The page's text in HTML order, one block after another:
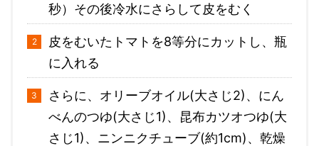
秒）その後冷水にさらして皮をむく
皮をむいたトマトを8等分にカットし、瓶
に入れる
さらに、オリーブオイル(大さじ2)、にん
べんのつゆ(大さじ1)、昆布カツオつゆ(大
さじ1)、ニンニクチューブ(約1cm)、乾燥